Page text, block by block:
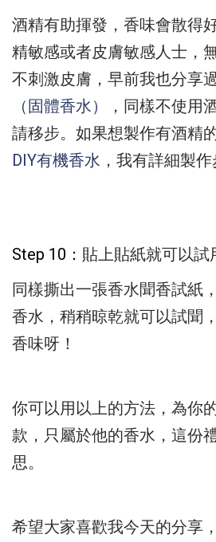
酒精有助揮發，香味會散得
精敏感或者皮膚敏感人士，
不刺激皮膚， 早前我也分享
（固體香水）
， 同樣不使用
請移步。如果想製作有酒精
DIY有機香水 ，我有詳細製作
Step 10： 貼上貼紙就可以試
同樣撕出一張香水聞香試紙，
香水， 稍稍晾乾就可以試聞
香味呀！
你可以用以上的方法，為你
款， 只屬於他的香水，這份
思。
希望大家喜歡我今天的分享，